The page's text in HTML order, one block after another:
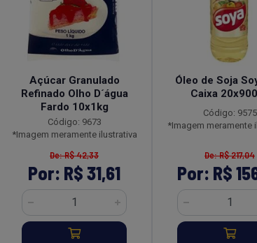
Açúcar Granulado
Refinado Olho D´água
Fardo 10x1kg
Código: 9673
*Imagem meramente ilustrativa
De: R$ 42,33
Por: R$ 31,61
Óleo de Soja
Caixa
Código: 9575
*Imagem meramente
De: R$ 217,04
Por: R$